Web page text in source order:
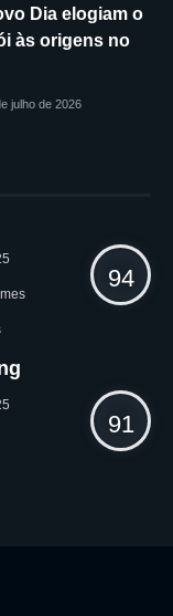
Dia elogiam o
às origens no
julho de 2026
94
91